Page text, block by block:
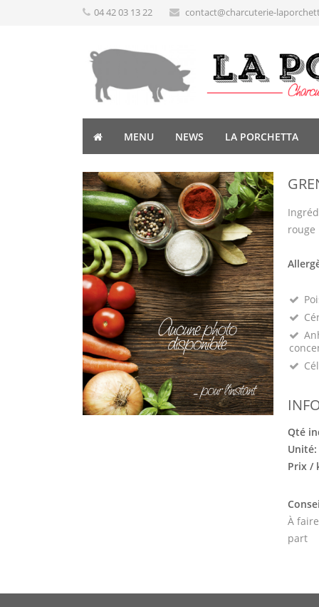
04 42 03 13 22 contact@charcuterie-
MENU NEWS LA PORCHETTA
rouge
Qté
Unité:
Prix /
À
part